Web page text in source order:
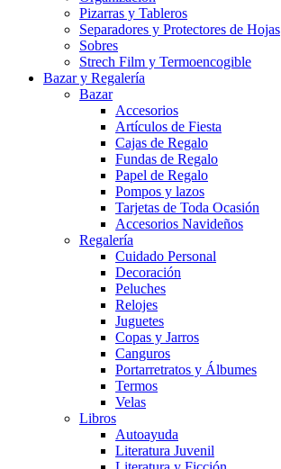
Pizarras y Tableros
Separadores y Protectores de Hojas
Sobres
Strech Film y Termoencogible
Bazar y Regalería
Bazar
Accesorios
Artículos de Fiesta
Cajas de Regalo
Fundas de Regalo
Papel de Regalo
Pompos y lazos
Tarjetas de Toda Ocasión
Accesorios Navideños
Regalería
Cuidado Personal
Decoración
Peluches
Relojes
Juguetes
Copas y Jarros
Canguros
Portarretratos y Álbumes
Termos
Velas
Libros
Autoayuda
Literatura Juvenil